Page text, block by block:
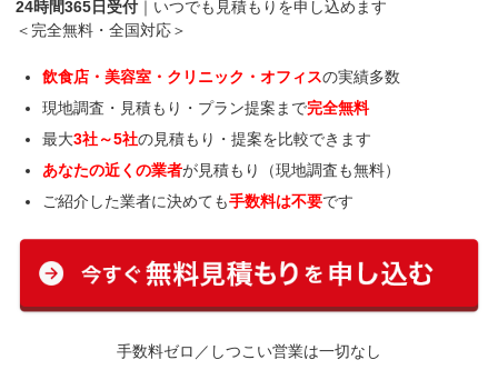
24時間365日受付 ｜いつでも見積もりを申し込めます
＜完全無料・全国対応＞
飲食店・美容室・クリニック・オフィスの実績多数
現地調査・見積もり・プラン提案まで完全無料
最大3社～5社の見積もり・提案を比較できます
あなたの近くの業者が見積もり（現地調査も無料）
ご紹介した業者に決めても手数料は不要です
手数料ゼロ／しつこい営業は一切なし